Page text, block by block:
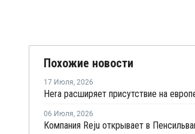
Похожие новости
17 Июля, 2026
06 Июля, 2026